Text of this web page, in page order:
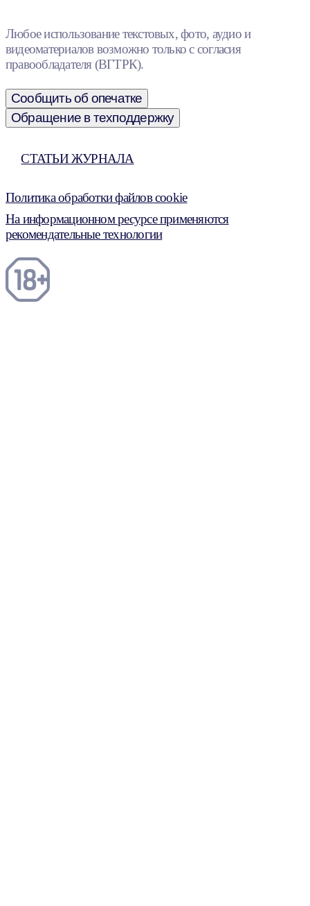
Любое использование текстовых, фото, аудио и
видеоматериалов возможно только с согласия
правообладателя (ВГТРК).
Сообщить об опечатке
Обращение в техподдержку
СТАТЬИ ЖУРНАЛА
Политика обработки файлов cookie
На информационном ресурсе применяются
рекомендательные технологии